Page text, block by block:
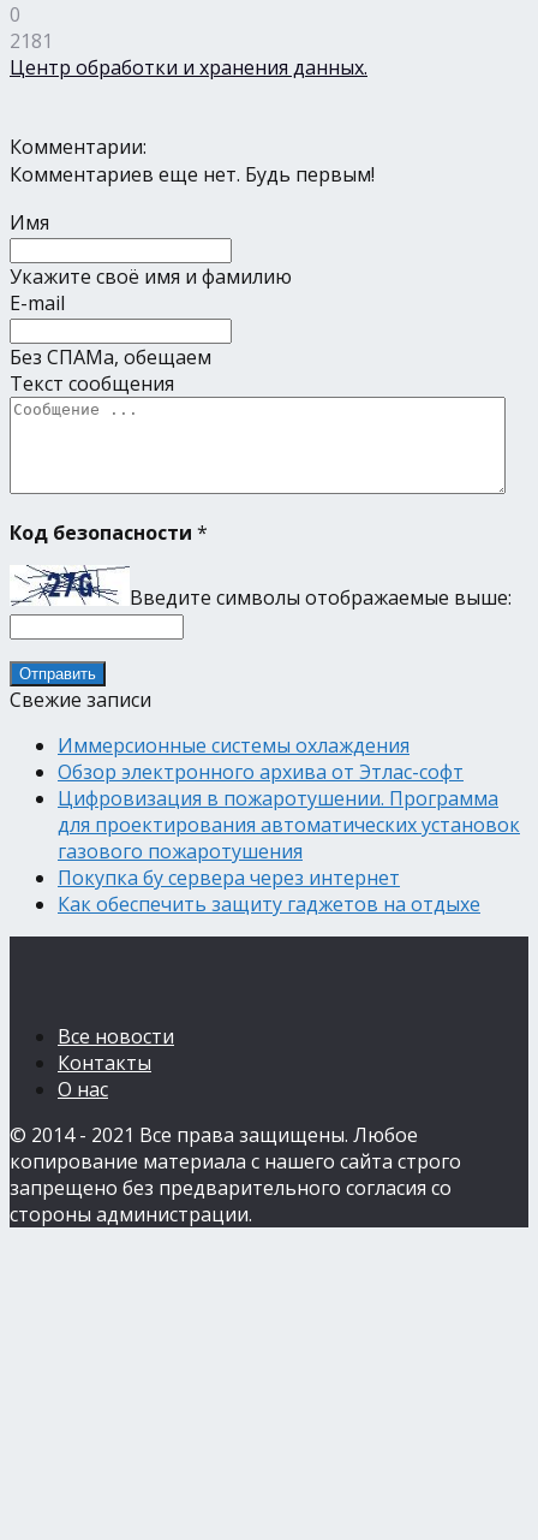
0
2181
Центр обработки и хранения данных.
Комментарии:
Комментариев еще нет. Будь первым!
Имя
Укажите своё имя и фамилию
E-mail
Без СПАМа, обещаем
Текст сообщения
Код безопасности *
Введите символы отображаемые выше:
Свежие записи
Иммерсионные системы охлаждения
Обзор электронного архива от Этлас-софт
Цифровизация в пожаротушении. Программа
для проектирования автоматических установок
газового пожаротушения
Покупка бу сервера через интернет
Как обеспечить защиту гаджетов на отдыхе
Все новости
Контакты
О нас
© 2014 - 2021 Все права защищены. Любое
копирование материала с нашего сайта строго
запрещено без предварительного согласия со
стороны администрации.